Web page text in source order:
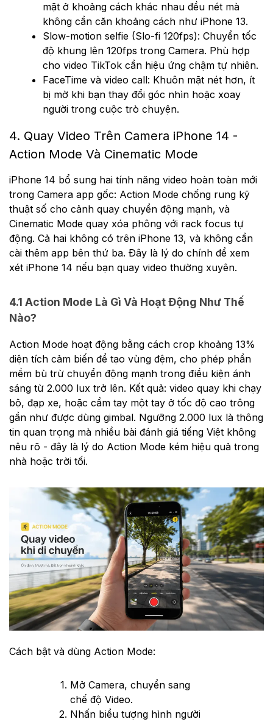
mặt ở khoảng cách khác nhau đều nét mà
không cần căn khoảng cách như iPhone 13.
Slow-motion selfie (Slo-fi 120fps): Chuyển tốc
độ khung lên 120fps trong Camera. Phù hợp
cho video TikTok cần hiệu ứng chậm tự nhiên.
FaceTime và video call: Khuôn mặt nét hơn, ít
bị mờ khi bạn thay đổi góc nhìn hoặc xoay
người trong cuộc trò chuyện.
4. Quay Video Trên Camera iPhone 14 -
Action Mode Và Cinematic Mode
iPhone 14 bổ sung hai tính năng video hoàn toàn mới
trong Camera app gốc: Action Mode chống rung kỹ
thuật số cho cảnh quay chuyển động mạnh, và
Cinematic Mode quay xóa phông với rack focus tự
động. Cả hai không có trên iPhone 13, và không cần
cài thêm app bên thứ ba. Đây là lý do chính để xem
xét iPhone 14 nếu bạn quay video thường xuyên.
4.1 Action Mode Là Gì Và Hoạt Động Như Thế
Nào?
Action Mode hoạt động bằng cách crop khoảng 13%
diện tích cảm biến để tạo vùng đệm, cho phép phần
mềm bù trừ chuyển động mạnh trong điều kiện ánh
sáng từ 2.000 lux trở lên. Kết quả: video quay khi chạy
bộ, đạp xe, hoặc cầm tay một tay ở tốc độ cao trông
gần như được dùng gimbal. Ngưỡng 2.000 lux là thông
tin quan trọng mà nhiều bài đánh giá tiếng Việt không
nêu rõ - đây là lý do Action Mode kém hiệu quả trong
nhà hoặc trời tối.
Cách bật và dùng Action Mode:
Mở Camera, chuyển sang
chế độ Video.
Nhấn biểu tượng hình người